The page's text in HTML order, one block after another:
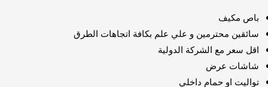
باص مكيف
سائقين محترمين و علي علم بكافة اتجاهات الطرق
اقل سعر مع الشركة الدولية
شاشات عرض
تواليت او حمام داخلي